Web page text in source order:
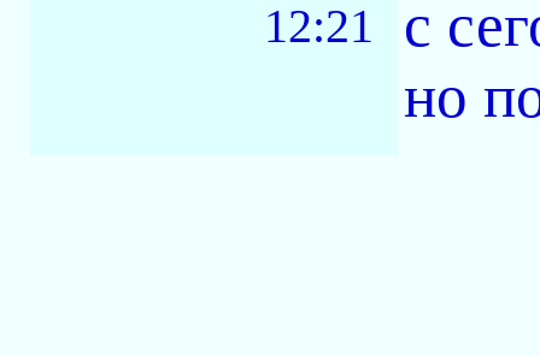
12:21
с
но